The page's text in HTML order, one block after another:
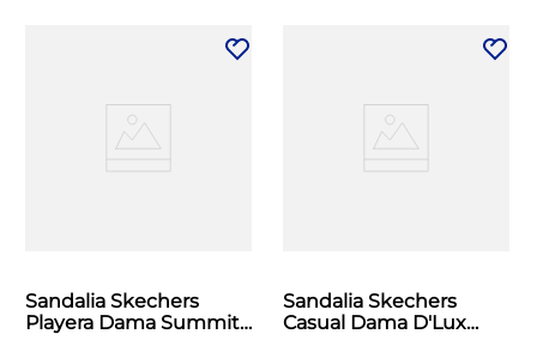
Sandalia Skechers
Playera Dama Summits
Sandalia Skechers
Casual Dama D'Lux